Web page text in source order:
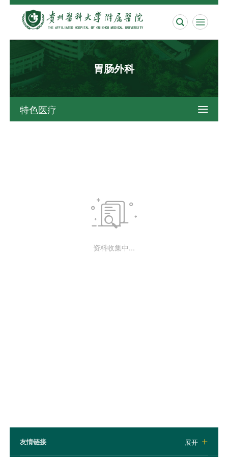
 
胃肠外科
特色医疗 

资料收集中...
友情链接 展开 